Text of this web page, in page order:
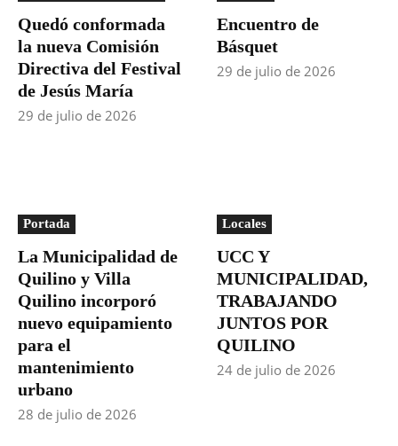
Quedó conformada
la nueva Comisión
Directiva del Festival
de Jesús María
29 de julio de 2026
Encuentro de
Básquet
29 de julio de 2026
Portada
La Municipalidad de
Quilino y Villa
Quilino incorporó
nuevo equipamiento
para el
mantenimiento
urbano
28 de julio de 2026
Locales
UCC Y
MUNICIPALIDAD,
TRABAJANDO
JUNTOS POR
QUILINO
24 de julio de 2026